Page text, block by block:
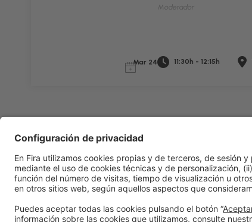
Moderador
Mar 24 11:30h - 12:15h
Información generalAviso legalPolítica de